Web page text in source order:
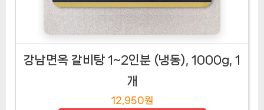
강남면옥 갈비탕 1~2인분 (냉동), 1000g, 1
개
12,950원